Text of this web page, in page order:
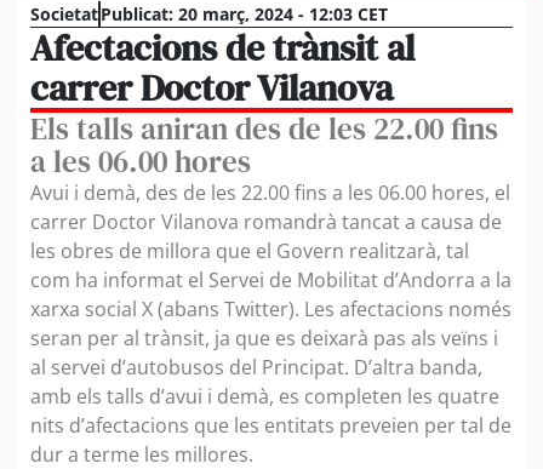
SocietatPublicat: 20 març, 2024 - 12:03 CET
Afectacions de trànsit al
carrer Doctor Vilanova
Els talls aniran des de les 22.00 fins
a les 06.00 hores
Avui i demà, des de les 22.00 fins a les 06.00 hores, el
carrer Doctor Vilanova romandrà tancat a causa de
les obres de millora que el Govern realitzarà, tal
com ha informat el Servei de Mobilitat d’Andorra a la
xarxa social X (abans Twitter). Les afectacions només
seran per al trànsit, ja que es deixarà pas als veïns i
al servei d’autobusos del Principat. D’altra banda,
amb els talls d’avui i demà, es completen les quatre
nits d’afectacions que les entitats preveien per tal de
dur a terme les millores.